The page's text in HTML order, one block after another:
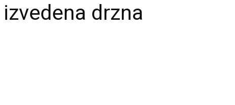
drzna